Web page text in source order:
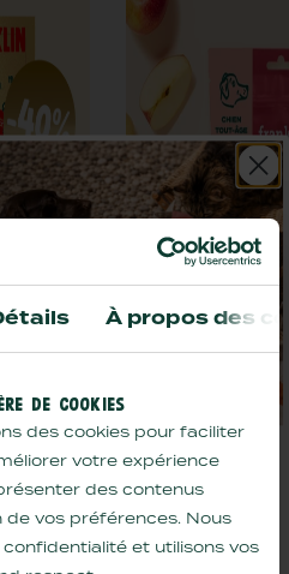
À propos des
DE COOKIES
des cookies pour faciliter
votre expérience
des contenus
vos préférences. Nous
et utilisons vos
limitée friandises
le garder au frais et
conseils d'été sont là,
à la clé.